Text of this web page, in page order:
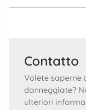
Contatto
Volete saperne
danneggiate?
ulteriori